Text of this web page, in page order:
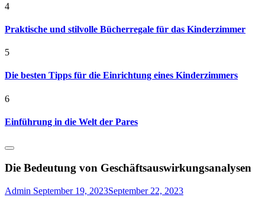
4
Praktische und stilvolle Bücherregale für das Kinderzimmer
5
Die besten Tipps für die Einrichtung eines Kinderzimmers
6
Einführung in die Welt der Pares
Die Bedeutung von Geschäftsauswirkungsanalysen
Admin September 19, 2023September 22, 2023